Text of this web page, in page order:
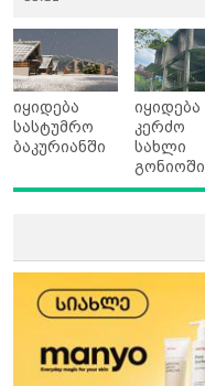
იყიდება
სასტუმრო
ბაკურიანში
იყიდება
კერძო
სახლი
გონიოში